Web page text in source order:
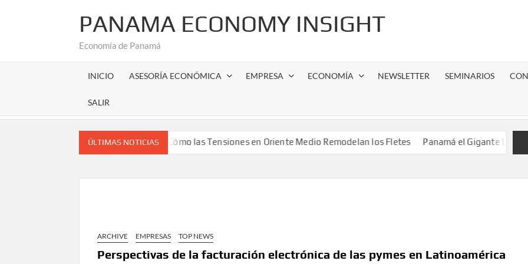
PANAMA ECONOMY INSIGHT
Economía de Panamá
INICIO ASESORÍA ECONÓMICA EMPRESA ECONOMÍA NEWSLETTER SEMINARIOS
SALIR
ÚLTIMAS NOTICIAS
empleo hacia 2030 Cómo las Tensiones en Oriente Medio Remodelan los Fletes Panamá el Gigante Logístico y la
ARCHIVE EMPRESAS TOP NEWS
Perspectivas de la facturación electrónica de las pymes en Latinoamérica